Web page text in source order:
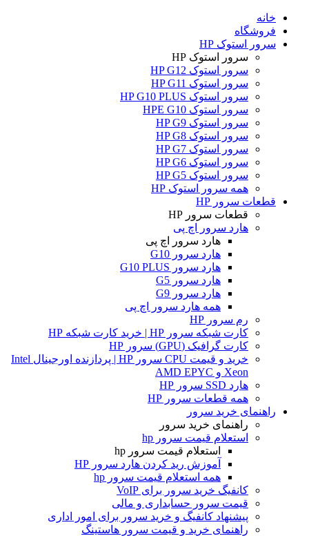
خانه
فروشگاه
سرور استوک HP
سرور استوک HP
سرور استوک HP G12
سرور استوک HP G11
سرور استوک HP G10 PLUS
سرور استوک HPE G10
سرور استوک HP G9
سرور استوک HP G8
سرور استوک HP G7
سرور استوک HP G6
سرور استوک HP G5
همه سرور استوک HP
قطعات سرور HP
قطعات سرور HP
هارد سرور اچ پی
هارد سرور اچ پی
هارد سرور G10
هارد سرور G10 PLUS
هارد سرور G5
هارد سرور G9
همه هارد سرور اچ پی
رم سرور HP
کارت شبکه سرور HP | خرید کارت شبکه HP
کارت گرافیک (GPU) سرور HP
خرید و قیمت CPU سرور HP | پردازنده اورجینال Intel
Xeon و AMD EPYC
هارد SSD سرور HP
همه قطعات سرور HP
راهنمای خرید سرور
راهنمای خرید سرور
استعلام قیمت سرور hp
استعلام قیمت سرور hp
آموزش ريد كردن هارد سرور HP
همه استعلام قیمت سرور hp
کانفیگ خرید سرور برای VoIP
قیمت سرور حسابداری و مالی
پیشنهاد کانفیگ و خرید سرور برای امور اداری
راهنمای خرید و قیمت سرور هاستینگ